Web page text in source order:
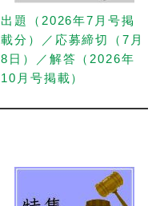
出題（2026年7月号掲
載分）／応募締切（7月
8日）／解答（2026年
10月号掲載）